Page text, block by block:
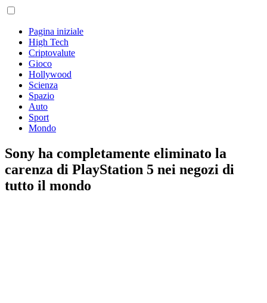
Pagina iniziale
High Tech
Criptovalute
Gioco
Hollywood
Scienza
Spazio
Auto
Sport
Mondo
Sony ha completamente eliminato la
carenza di PlayStation 5 nei negozi di
tutto il mondo